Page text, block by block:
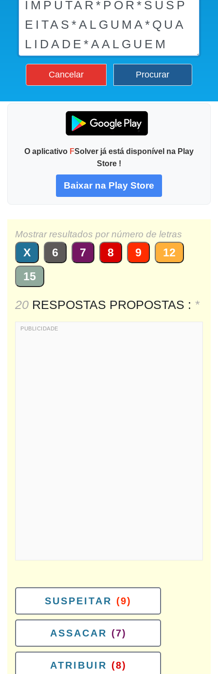
Cancelar Procurar
O aplicativo FSolver já está disponível na Play
Store !
Baixar na Play Store
Mostrar resultados por número de letras
X 6 7 8 9
12
15
20 RESPOSTAS PROPOSTAS : *
SUSPEITAR (9)
ASSACAR (7)
ATRIBUIR (8)